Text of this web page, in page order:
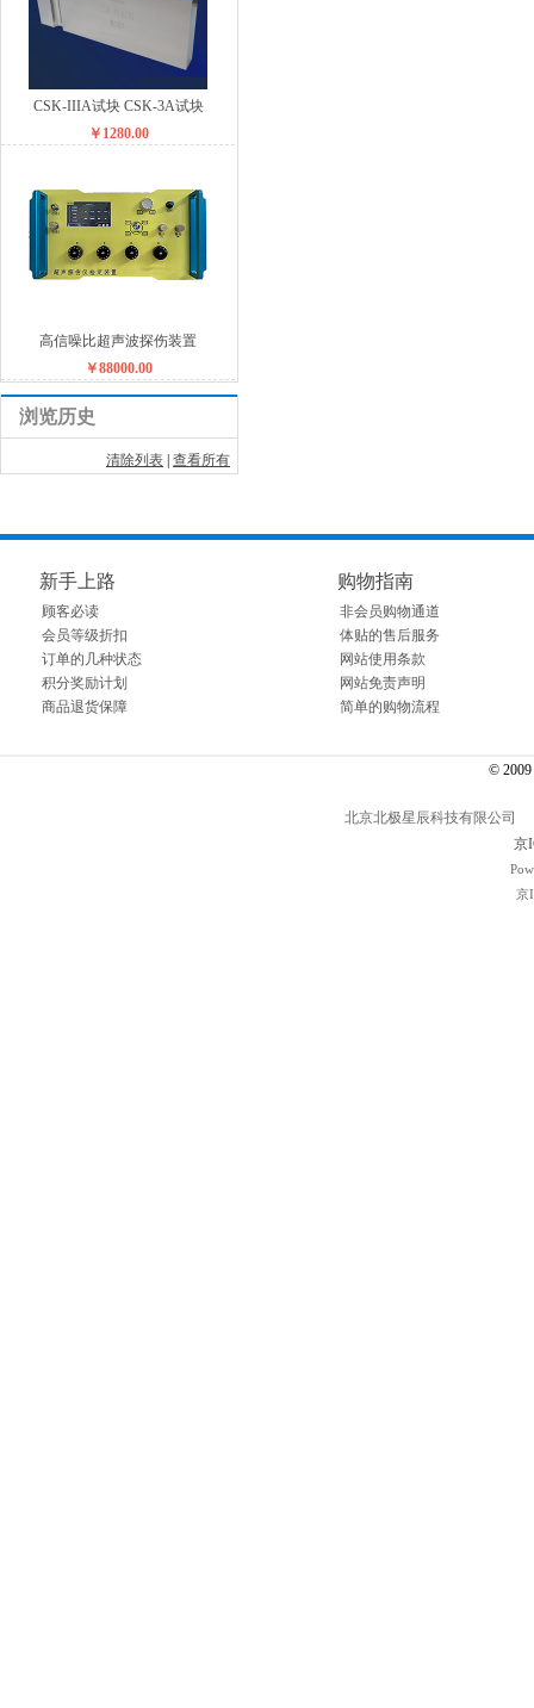
CSK-IIIA试块 CSK-3A试块
￥1280.00
高信噪比超声波探伤装置
￥88000.00
浏览历史
清除列表 查看所有
新手上路
顾客必读
会员等级折扣
订单的几种状态
积分奖励计划
商品退货保障
购物指南
非会员购物通道
体贴的售后服务
网站使用条款
网站免责声明
简单的购物流程
© 2009
北京北极星辰科技有限公司
京
京